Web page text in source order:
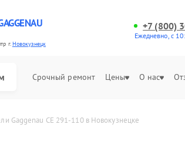
г.Новокузнецк
+7 (800)
Ежедневно, с
Срочный ремонт Цены О нас
Gaggenau CE 291-110 в Новокузнецке